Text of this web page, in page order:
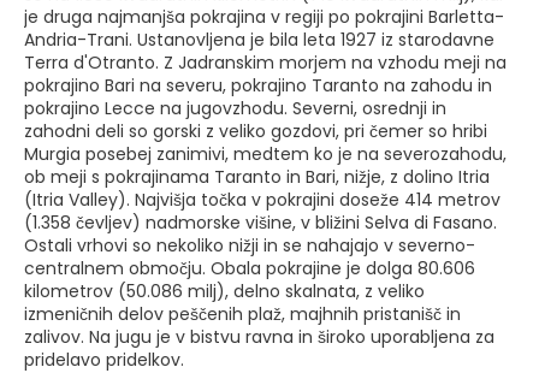
je druga najmanjša pokrajina v regiji po pokrajini Barletta-
Andria-Trani. Ustanovljena je bila leta 1927 iz starodavne
Terra d'Otranto. Z Jadranskim morjem na vzhodu meji na
pokrajino Bari na severu, pokrajino Taranto na zahodu in
pokrajino Lecce na jugovzhodu. Severni, osrednji in
zahodni deli so gorski z veliko gozdovi, pri čemer so hribi
Murgia posebej zanimivi, medtem ko je na severozahodu,
ob meji s pokrajinama Taranto in Bari, nižje, z dolino Itria
(Itria Valley). Najvišja točka v pokrajini doseže 414 metrov
(1.358 čevljev) nadmorske višine, v bližini Selva di Fasano.
Ostali vrhovi so nekoliko nižji in se nahajajo v severno-
centralnem območju. Obala pokrajine je dolga 80.606
kilometrov (50.086 milj), delno skalnata, z veliko
izmeničnih delov peščenih plaž, majhnih pristanišč in
zalivov. Na jugu je v bistvu ravna in široko uporabljena za
pridelavo pridelkov.